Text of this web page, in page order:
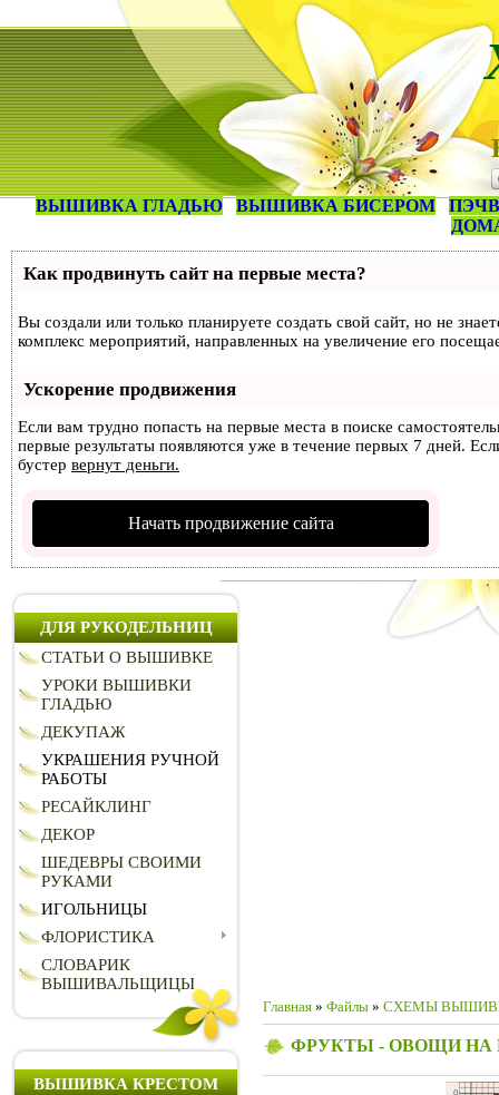
ВЫШИВКА ГЛАДЬЮ ВЫШИВКА БИСЕРОМ
Как продвинуть сайт на первые места?
Вы создали или только планируете создать свой сайт, но не
комплекс мероприятий, направленных на увеличение его
Ускорение продвижения
Если вам трудно попасть на первые места в поиске
первые результаты появляются уже в течение первых 7 дней.
бустер вернут деньги.
Начать продвижение сайта
ДЛЯ РУКОДЕЛЬНИЦ
СТАТЬИ О ВЫШИВКЕ
УРОКИ ВЫШИВКИ
ГЛАДЬЮ
ДЕКУПАЖ
УКРАШЕНИЯ РУЧНОЙ
РАБОТЫ
РЕСАЙКЛИНГ
ДЕКОР
ШЕДЕВРЫ СВОИМИ
РУКАМИ
ИГОЛЬНИЦЫ
ФЛОРИСТИКА
СЛОВАРИК
ВЫШИВАЛЬЩИЦЫ
ВЫШИВКА КРЕСТОМ
Главная » Файлы » СХЕМЫ
ФРУКТЫ - ОВОЩИ НА